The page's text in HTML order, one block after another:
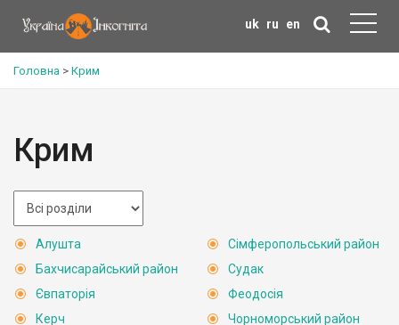
uk ru en
Головна > Крим
Крим
Алушта
Бахчисарайський район
Євпаторія
Керч
Сімферопольський район
Судак
Феодосія
Чорноморський район